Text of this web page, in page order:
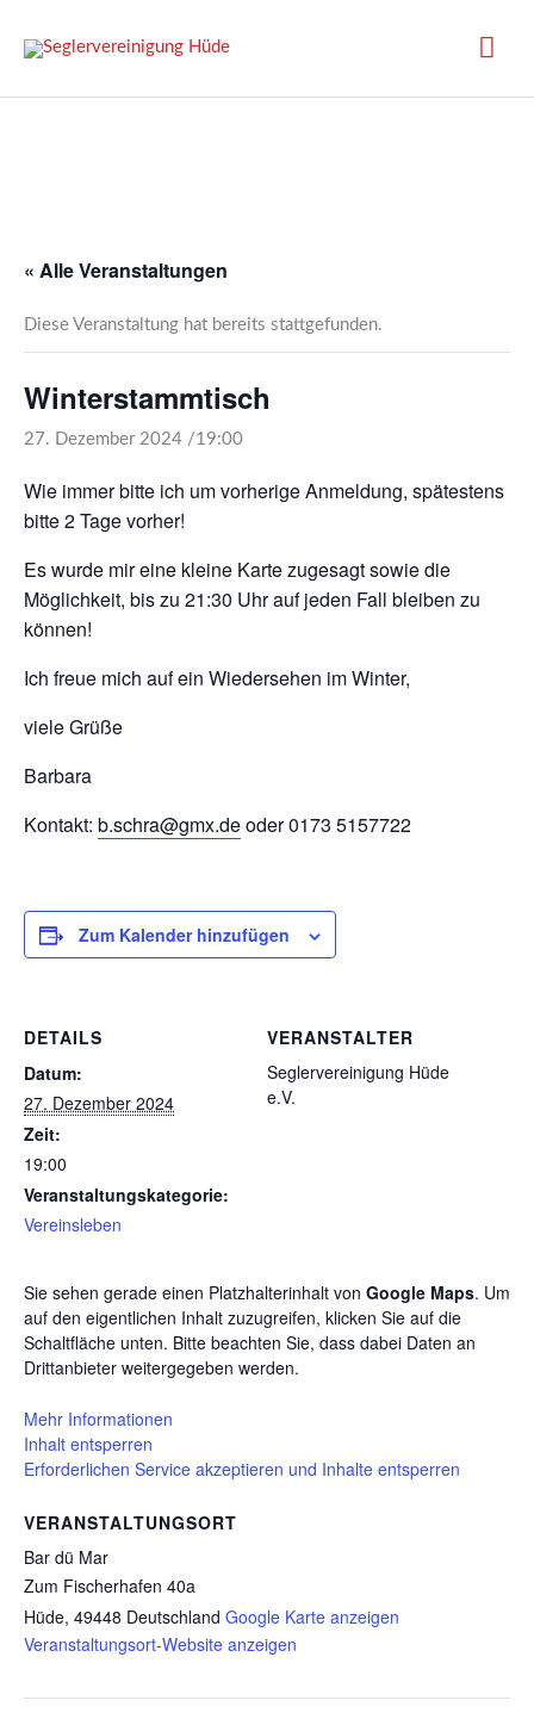
Inhalt
springen
« Alle Veranstaltungen
Diese Veranstaltung hat bereits stattgefunden.
Winterstammtisch
27. Dezember 2024 /19:00
Wie immer bitte ich um vorherige Anmeldung, spätestens
bitte 2 Tage vorher!
Es wurde mir eine kleine Karte zugesagt sowie die
Möglichkeit, bis zu 21:30 Uhr auf jeden Fall bleiben zu
können!
Ich freue mich auf ein Wiedersehen im Winter,
viele Grüße
Barbara
Kontakt: b.schra@gmx.deoder 0173 5157722
Zum Kalender hinzufügen
DETAILS
Datum:
27. Dezember 2024
Zeit:
19:00
Veranstaltungskategorie:
Vereinsleben
VERANSTALTER
Seglervereinigung Hüde
e.V.
VERANSTALTUNGSORT
Bar dü Mar
Zum Fischerhafen 40a
Hüde, 49448 Deutschland Google Karte anzeigen
Veranstaltungsort-Website anzeigen
Sie sehen gerade einen Platzhalterinhalt von Google Maps. Um
auf den eigentlichen Inhalt zuzugreifen, klicken Sie auf die
Schaltfläche unten. Bitte beachten Sie, dass dabei Daten an
Drittanbieter weitergegeben werden.
Mehr Informationen
Inhalt entsperren
Erforderlichen Service akzeptieren und Inhalte entsperren